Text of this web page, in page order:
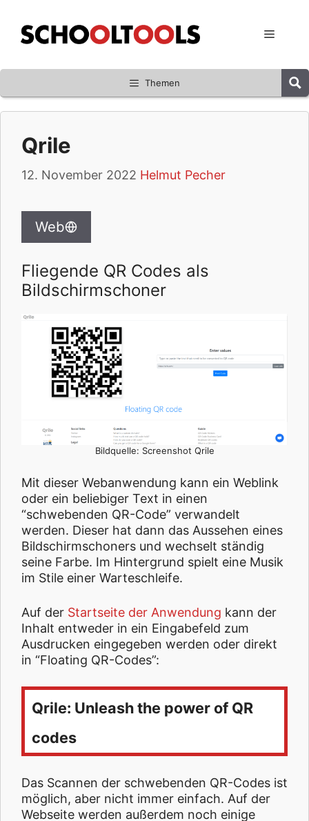
Inhalt
springen
Menü
Themen
Qrile
12. November 2022 Helmut Pecher
Web
Fliegende QR Codes als
Bildschirmschoner
Bildquelle: Screenshot Qrile
Mit dieser Webanwendung kann ein Weblink
oder ein beliebiger Text in einen
“schwebenden QR-Code” verwandelt
werden. Dieser hat dann das Aussehen eines
Bildschirmschoners und wechselt ständig
seine Farbe. Im Hintergrund spielt eine Musik
im Stile einer Warteschleife.
Auf der Startseite der Anwendung kann der
Inhalt entweder in ein Eingabefeld zum
Ausdrucken eingegeben werden oder direkt
in “Floating QR-Codes”:
Qrile: Unleash the power of QR
codes
Das Scannen der schwebenden QR-Codes ist
möglich, aber nicht immer einfach. Auf der
Webseite werden außerdem noch einige